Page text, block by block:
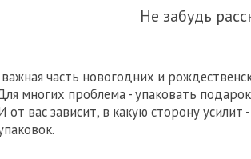
Не забудь
часть новогодних и
многих проблема - упаковать
от вас зависит, в какую сторону